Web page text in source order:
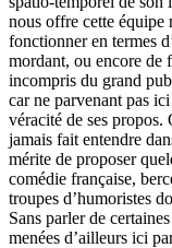
nous offre cette équipe
fonctionner en termes
mordant, ou encore de
incompris du grand
car ne parvenant pas
véracité de ses propos.
jamais fait entendre
mérite de proposer
comédie française,
troupes d’humoristes
Sans parler de
menées d’ailleurs ici